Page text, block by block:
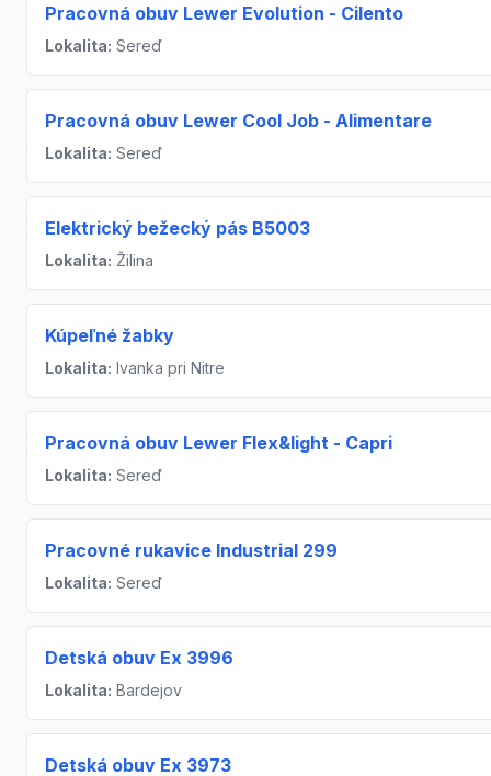
Pracovná obuv Lewer Evolution - Cilento
Lokalita: Sereď
Pracovná obuv Lewer Cool Job - Alimentare
Lokalita: Sereď
Elektrický bežecký pás B5003
Lokalita: Žilina
Kúpeľné žabky
Lokalita: Ivanka pri Nitre
Pracovná obuv Lewer Flex&light - Capri
Lokalita: Sereď
Pracovné rukavice Industrial 299
Lokalita: Sereď
Detská obuv Ex 3996
Lokalita: Bardejov
Detská obuv Ex 3973